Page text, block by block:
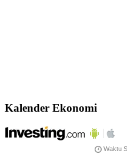
Kalender Ekonomi